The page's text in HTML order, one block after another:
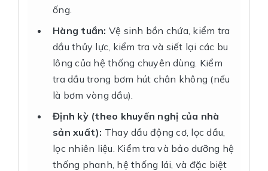
ống.
Hàng tuần: Vệ sinh bồn chứa, kiểm tra
dầu thủy lực, kiểm tra và siết lại các bu
lông của hệ thống chuyên dùng. Kiểm
tra dầu trong bơm hút chân không (nếu
là bơm vòng dầu).
Định kỳ (theo khuyến nghị của nhà
sản xuất): Thay dầu động cơ, lọc dầu,
lọc nhiên liệu. Kiểm tra và bảo dưỡng hệ
thống phanh, hệ thống lái, và đặc biệt